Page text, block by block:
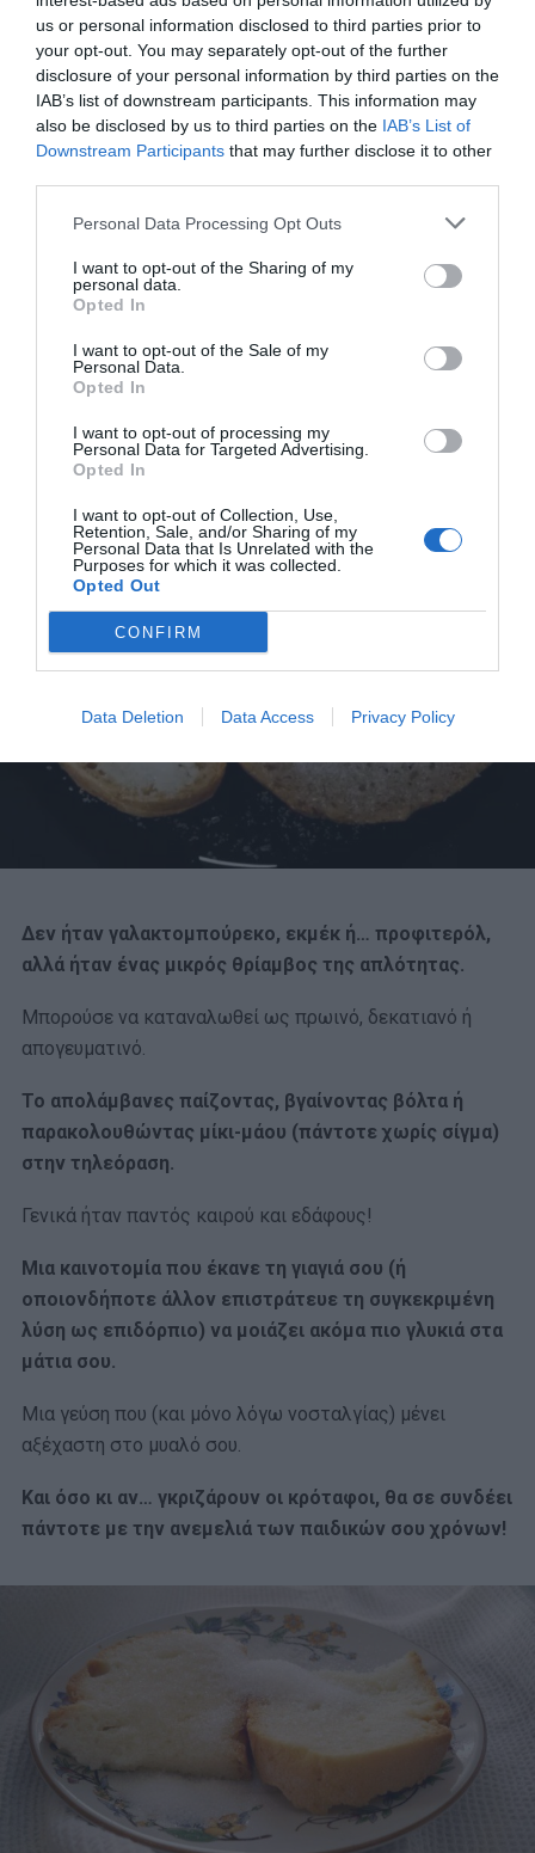
us or personal information disclosed to third parties prior to
your opt-out. You may separately opt-out of the further
disclosure of your personal information by third parties on the
IAB’s list of downstream participants. This information may
also be disclosed by us to third parties on the IAB’s List of
Downstream Participants that may further disclose it to other
Personal Data Processing Opt Outs
I want to opt-out of the Sharing of my
personal data.
Opted In
I want to opt-out of the Sale of my
Personal Data.
Opted In
I want to opt-out of processing my
Personal Data for Targeted Advertising.
Opted In
I want to opt-out of Collection, Use,
Retention, Sale, and/or Sharing of my
Personal Data that Is Unrelated with the
Purposes for which it was collected.
Opted Out
CONFIRM
Data Deletion Data Access Privacy Policy
ποτήρι νερό.
Τόσο εξπρές, που η γιαγιά σου προλάβαινε να στο
φτιάξει όσο εσύ δεν κρατιόσουν και ήσουν ήδη με το
ένα πόδι στην αλάνα:
Μια φέτα από το μεσημεριανό ψωμί που πάντοτε
Μια λεπτή στρώση βούτυρο και στην πιο light (ή πιο
φτωχική) έκδοση, κατάβρεγμα με λίγο νερό.
Και για φινάλε χιόνισμα με απλή κρυσταλλική ζάχαρη…
Δεν ήταν γαλακτομπούρεκο, εκμέκ ή… προφιτερόλ,
αλλά ήταν ένας μικρός θρίαμβος της απλότητας.
Μπορούσε να καταναλωθεί ως πρωινό, δεκατιανό ή
απογευματινό.
Το απολάμβανες παίζοντας, βγαίνοντας βόλτα ή
παρακολουθώντας μίκι-μάου (πάντοτε χωρίς σίγμα)
στην τηλεόραση.
Γενικά ήταν παντός καιρού και εδάφους!
Μια καινοτομία που έκανε τη γιαγιά σου (ή
οποιονδήποτε άλλον επιστράτευε τη συγκεκριμένη
λύση ως επιδόρπιο) να μοιάζει ακόμα πιο γλυκιά στα
μάτια σου.
Μια γεύση που (και μόνο λόγω νοσταλγίας) μένει
αξέχαστη στο μυαλό σου.
Και όσο κι αν… γκριζάρουν οι κρόταφοι, θα σε συνδέει
πάντοτε με την ανεμελιά των παιδικών σου χρόνων!